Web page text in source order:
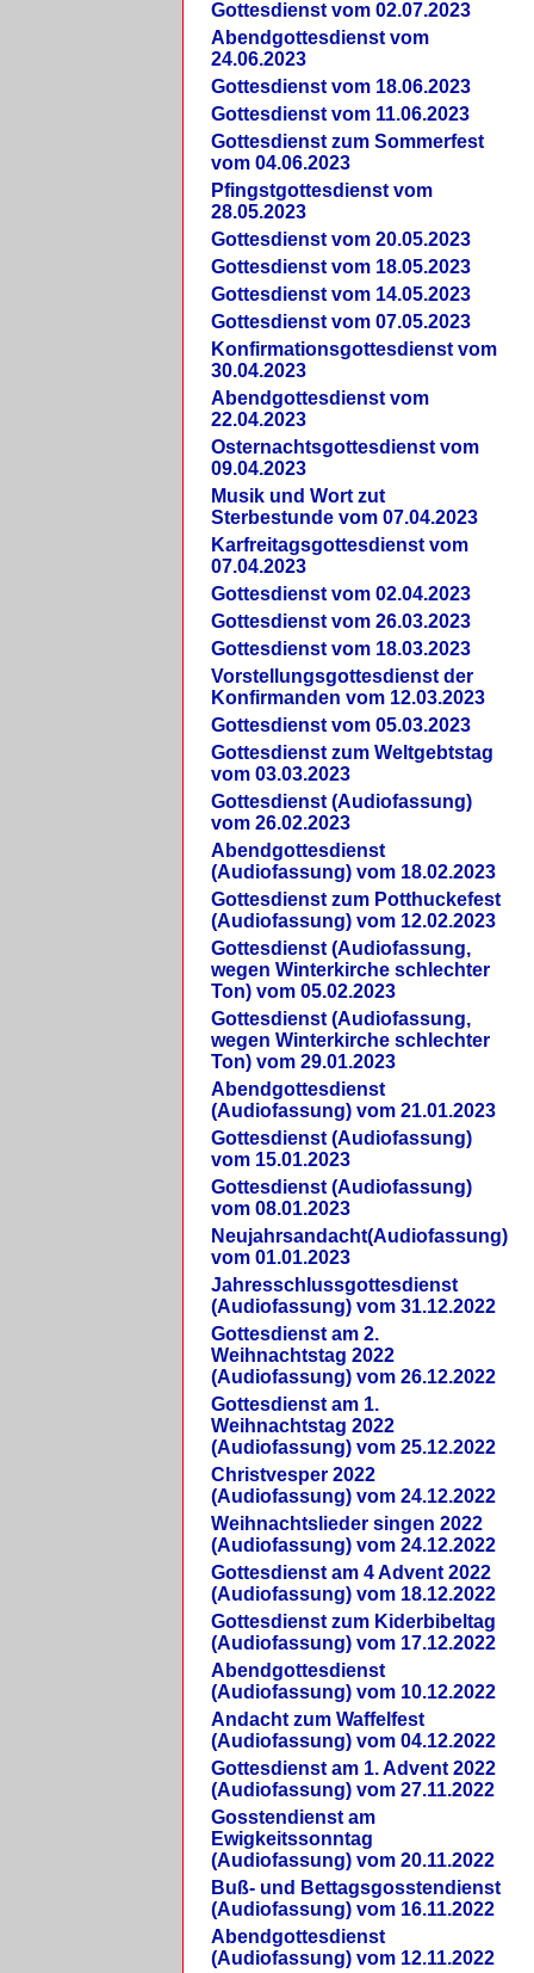
Gottesdienst vom 02.07.2023
Abendgottesdienst vom
24.06.2023
Gottesdienst vom 18.06.2023
Gottesdienst vom 11.06.2023
Gottesdienst zum Sommerfest
vom 04.06.2023
Pfingstgottesdienst vom
28.05.2023
Gottesdienst vom 20.05.2023
Gottesdienst vom 18.05.2023
Gottesdienst vom 14.05.2023
Gottesdienst vom 07.05.2023
Konfirmationsgottesdienst vom
30.04.2023
Abendgottesdienst vom
22.04.2023
Osternachtsgottesdienst vom
09.04.2023
Musik und Wort zut
Sterbestunde vom 07.04.2023
Karfreitagsgottesdienst vom
07.04.2023
Gottesdienst vom 02.04.2023
Gottesdienst vom 26.03.2023
Gottesdienst vom 18.03.2023
Vorstellungsgottesdienst der
Konfirmanden vom 12.03.2023
Gottesdienst vom 05.03.2023
Gottesdienst zum Weltgebtstag
vom 03.03.2023
Gottesdienst (Audiofassung)
vom 26.02.2023
Abendgottesdienst
(Audiofassung) vom 18.02.2023
Gottesdienst zum Potthuckefest
(Audiofassung) vom 12.02.2023
Gottesdienst (Audiofassung,
wegen Winterkirche schlechter
Ton) vom 05.02.2023
Gottesdienst (Audiofassung,
wegen Winterkirche schlechter
Ton) vom 29.01.2023
Abendgottesdienst
(Audiofassung) vom 21.01.2023
Gottesdienst (Audiofassung)
vom 15.01.2023
Gottesdienst (Audiofassung)
vom 08.01.2023
Neujahrsandacht(Audiofassung)
vom 01.01.2023
Jahresschlussgottesdienst
(Audiofassung) vom 31.12.2022
Gottesdienst am 2.
Weihnachtstag 2022
(Audiofassung) vom 26.12.2022
Gottesdienst am 1.
Weihnachtstag 2022
(Audiofassung) vom 25.12.2022
Christvesper 2022
(Audiofassung) vom 24.12.2022
Weihnachtslieder singen 2022
(Audiofassung) vom 24.12.2022
Gottesdienst am 4 Advent 2022
(Audiofassung) vom 18.12.2022
Gottesdienst zum Kiderbibeltag
(Audiofassung) vom 17.12.2022
Abendgottesdienst
(Audiofassung) vom 10.12.2022
Andacht zum Waffelfest
(Audiofassung) vom 04.12.2022
Gottesdienst am 1. Advent 2022
(Audiofassung) vom 27.11.2022
Gosstendienst am
Ewigkeitssonntag
(Audiofassung) vom 20.11.2022
Buß- und Bettagsgosstendienst
(Audiofassung) vom 16.11.2022
Abendgottesdienst
(Audiofassung) vom 12.11.2022